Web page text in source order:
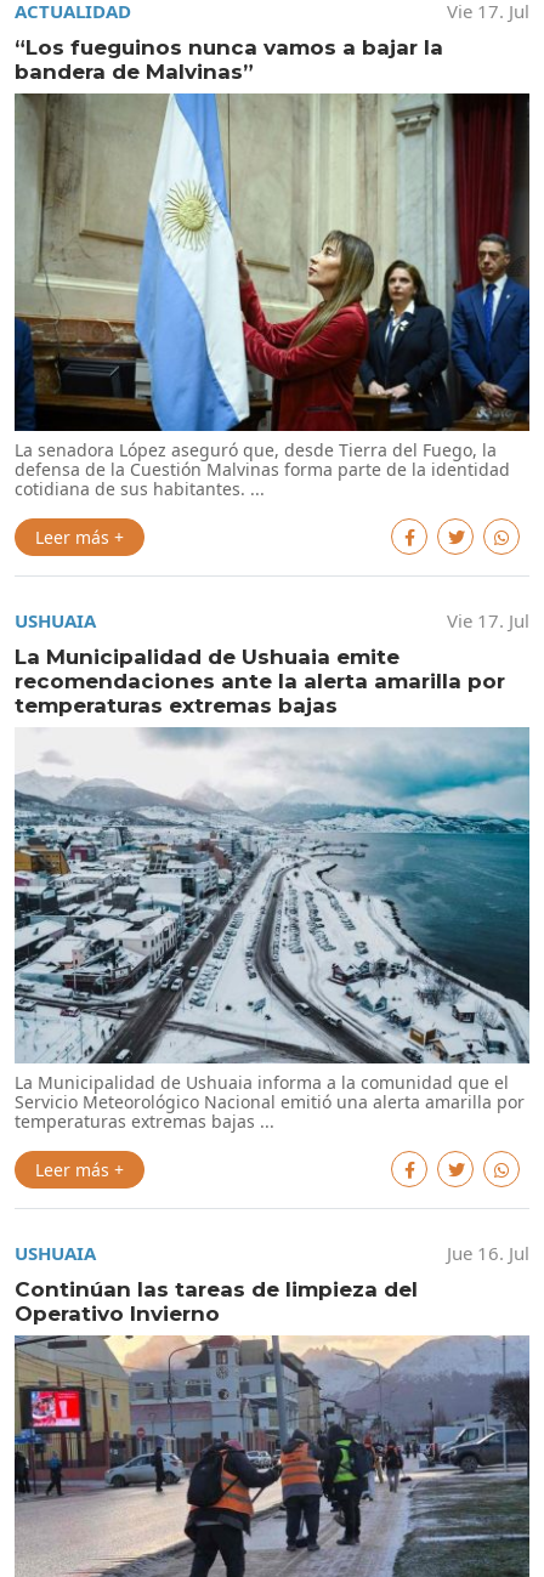
ACTUALIDAD
Vie 17. Jul
“Los fueguinos nunca vamos a bajar la
bandera de Malvinas”
La senadora López aseguró que, desde Tierra del Fuego, la
defensa de la Cuestión Malvinas forma parte de la identidad
cotidiana de sus habitantes. ...
Leer más +
USHUAIA
Vie 17. Jul
La Municipalidad de Ushuaia emite
recomendaciones ante la alerta amarilla por
temperaturas extremas bajas
La Municipalidad de Ushuaia informa a la comunidad que el
Servicio Meteorológico Nacional emitió una alerta amarilla por
temperaturas extremas bajas ...
Leer más +
USHUAIA
Jue 16. Jul
Continúan las tareas de limpieza del
Operativo Invierno